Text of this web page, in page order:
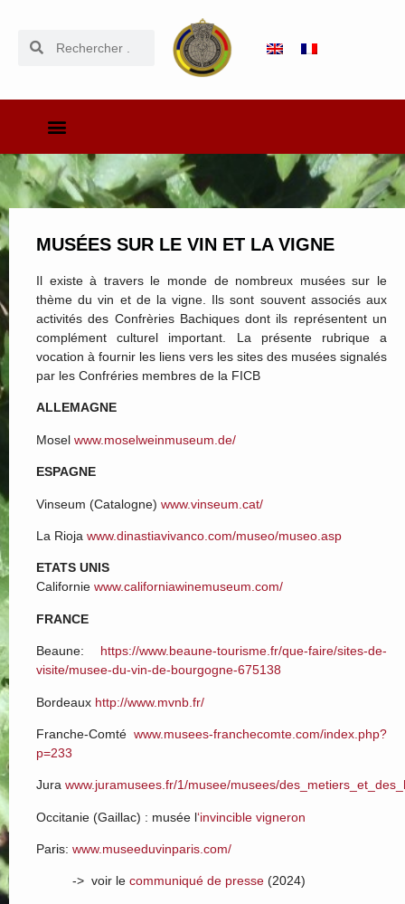
MUSÉES SUR LE VIN ET LA VIGNE
Il existe à travers le monde de nombreux musées sur le
thème du vin et de la vigne. Ils sont souvent associés aux
activités des Confrèries Bachiques dont ils représentent un
complément culturel important. La présente rubrique a
vocation à fournir les liens vers les sites des musées signalés
par les Confréries membres de la FICB
ALLEMAGNE
Mosel www.moselweinmuseum.de/
ESPAGNE
Vinseum (Catalogne) www.vinseum.cat/
La Rioja www.dinastiavivanco.com/museo/museo.asp
ETATS UNIS
Californie www.californiawinemuseum.com/
FRANCE
Beaune: https://www.beaune-tourisme.fr/que-faire/sites-de-
visite/musee-du-vin-de-bourgogne-675138
Bordeaux http://www.mvnb.fr/
Franche-Comté www.musees-franchecomte.com/index.php?
p=233
Jura www.juramusees.fr/1/musee/musees/
Occitanie (Gaillac) : musée l‘invincible vigneron
Paris: www.museeduvinparis.com/
-> voir le communiqué de presse (2024)